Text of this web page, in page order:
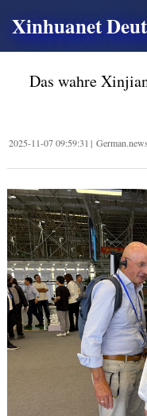
Xinhuanet
Das wahre
2025-11-07 09:59:31 |